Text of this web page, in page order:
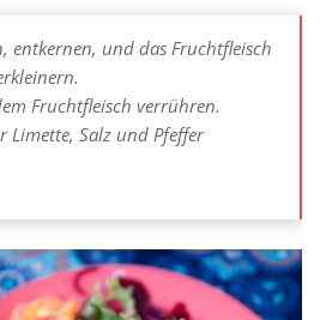
entkernen, und das Fruchtfleisch
Fruchtfleisch verrühren.
Limette, Salz und Pfeffer